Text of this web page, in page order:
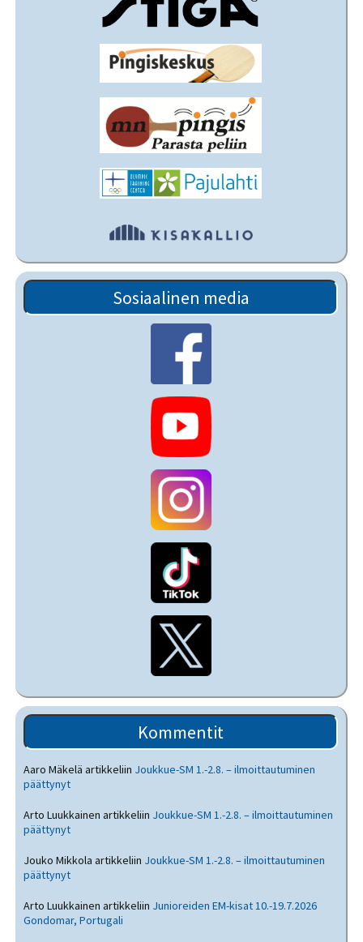
Sosiaalinen media
Kommentit
Aaro Mäkelä artikkeliin Joukkue-SM 1.-2.8. – ilmoittautuminen
päättynyt
Arto Luukkainen artikkeliin Joukkue-SM 1.-2.8. – ilmoittautuminen
päättynyt
Jouko Mikkola artikkeliin Joukkue-SM 1.-2.8. – ilmoittautuminen
päättynyt
Arto Luukkainen artikkeliin Junioreiden EM-kisat 10.-19.7.2026
Gondomar, Portugali